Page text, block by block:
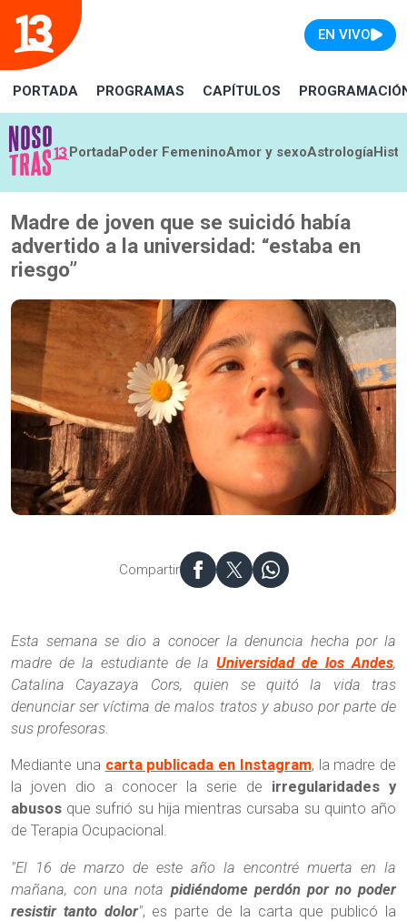
PORTADA PROGRAMAS CAPÍTULOS
EN VIVO
PortadaPoder FemeninoAmor y sexoAstrología
Madre de joven que se suicidó había
advertido a la universidad: “estaba en
riesgo”
Compartir
Esta semana se dio a conocer la denuncia hecha por la
madre de la estudiante de laUniversidad de los Andes,
Catalina Cayazaya Cors, quien se quitó la vida tras
denunciar ser víctima de malos tratos y abuso por parte de
sus profesoras.
Mediante una carta publicada en Instagram, la madre de
la joven dio a conocer la serie de irregularidades y
abusos que sufrió su hija mientras cursaba su quinto año
de Terapia Ocupacional.
"El 16 de marzo de este año la encontré muerta en la
mañana, con una nota pidiéndome perdón por no poder
resistir tanto dolor", es parte de la carta que publicó la